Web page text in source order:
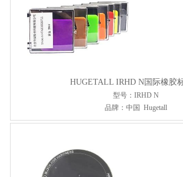
HUGETALL IRHD N国际橡胶
型号：IRHD N
品牌：中国 Hugetall